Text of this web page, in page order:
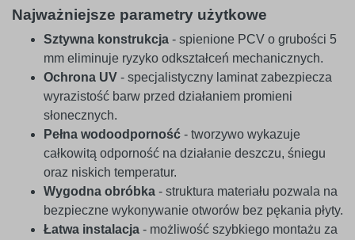
Najważniejsze parametry użytkowe
Sztywna konstrukcja - spienione PCV o grubości 5
mm eliminuje ryzyko odkształceń mechanicznych.
Ochrona UV - specjalistyczny laminat zabezpiecza
wyrazistość barw przed działaniem promieni
słonecznych.
Pełna wodoodporność - tworzywo wykazuje
całkowitą odporność na działanie deszczu, śniegu
oraz niskich temperatur.
Wygodna obróbka - struktura materiału pozwala na
bezpieczne wykonywanie otworów bez pękania płyty.
Łatwa instalacja - możliwość szybkiego montażu za